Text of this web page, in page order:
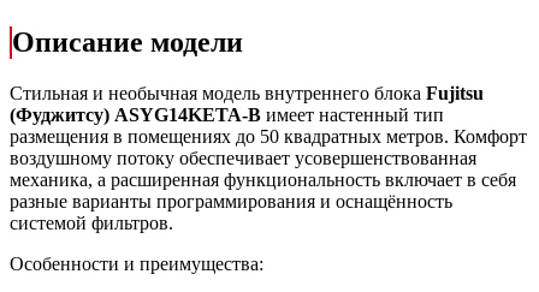
Описание модели
Стильная и необычная модель внутреннего блока Fujitsu
(Фуджитсу) ASYG14KETA-B имеет настенный тип
размещения в помещениях до 50 квадратных метров. Комфорт
воздушному потоку обеспечивает усовершенствованная
механика, а расширенная функциональность включает в себя
разные варианты программирования и оснащённость
системой фильтров.
Особенности и преимущества: